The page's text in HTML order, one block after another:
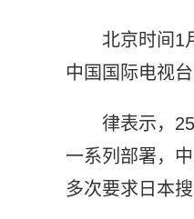
北京时间1
中国国际电视
律表示，
一系列部署，
多次要求日本